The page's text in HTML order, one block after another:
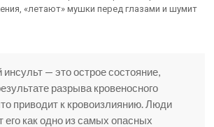
«летают» мушки перед глазами и шумит
инсульт — это острое состояние,
разрыва кровеносного
приводит к кровоизлиянию. Люди
его как одно из самых опасных